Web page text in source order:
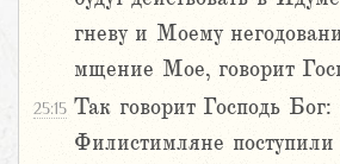
гневу и Моему
мщение Мое, говорит
25:15 Так говорит Господь Бог:
Филистимляне поступили